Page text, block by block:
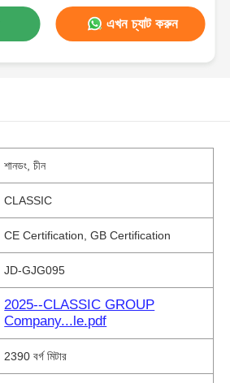
এখন চ্যাট করুন
শানডং, চীন
CLASSIC
CE Certification, GB Certification
JD-GJG095
2025--CLASSIC GROUP
Company...le.pdf
2390 বর্গ মিটার